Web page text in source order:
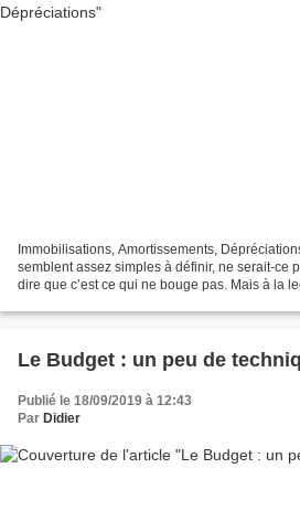
Immobilisations, Amortissements,
semblent assez simples à définir, ne serait-ce
dire que c’est ce qui ne bouge pas. Mais à la
Le Budget : un peu de
Publié le 18/09/2019 à 12:43
Par Didier